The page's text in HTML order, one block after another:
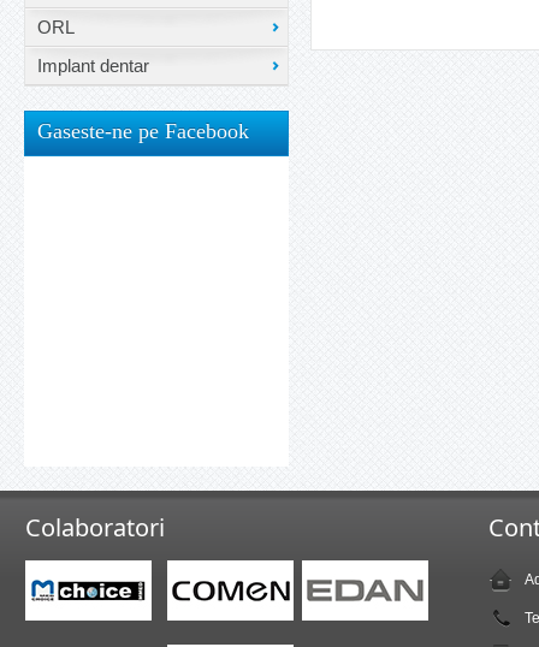
ORL
Implant dentar
Gaseste-ne pe Facebook
Colaboratori